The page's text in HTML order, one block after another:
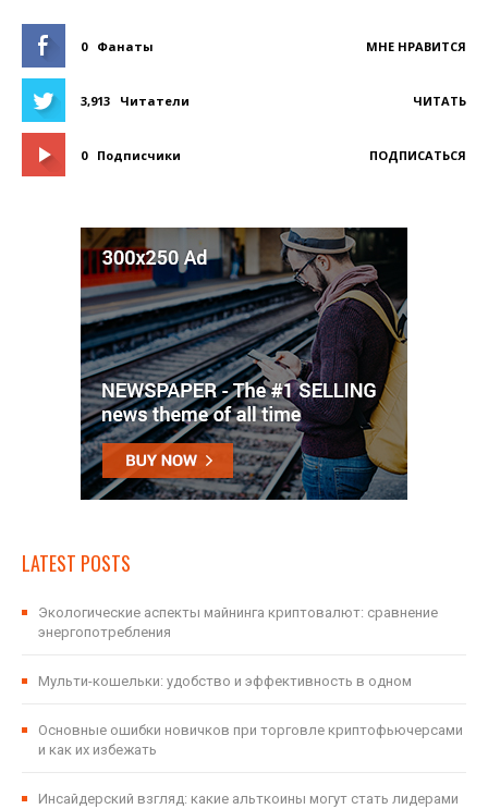
0 Фанаты МНЕ НРАВИТСЯ
3,913 Читатели ЧИТАТЬ
0 Подписчики ПОДПИСАТЬСЯ
LATEST POSTS
Экологические аспекты майнинга криптовалют: сравнение
энергопотребления
Мульти-кошельки: удобство и эффективность в одном
Основные ошибки новичков при торговле криптофьючерсами
и как их избежать
Инсайдерский взгляд: какие альткоины могут стать лидерами